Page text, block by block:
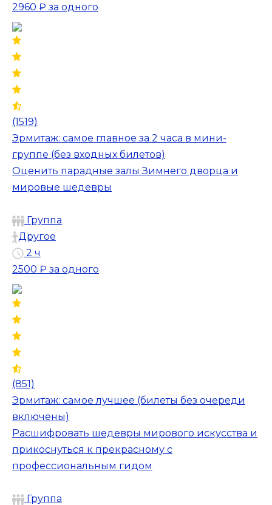
2960 ₽ за одного
(1519)
Эрмитаж: самое главное за 2 часа в мини-
группе (без входных билетов)
Оценить парадные залы Зимнего дворца и
мировые шедевры
Группа
Другое
2 ч
2500 ₽ за одного
(851)
Эрмитаж: самое лучшее (билеты без очереди
включены)
Расшифровать шедевры мирового искусства и
прикоснуться к прекрасному с
профессиональным гидом
Группа